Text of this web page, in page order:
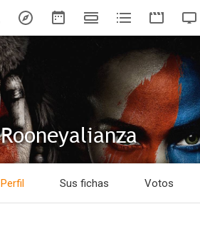
Rooneyalianza
Perfil Sus fichas Votos